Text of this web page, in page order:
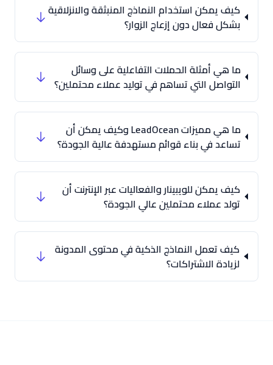
كيف يمكن استخدام النماذج المنبثقة والانزلاقية
بشكل فعال دون إزعاج الزوار؟
ما هي أمثلة الحملات التفاعلية على وسائل
التواصل التي تساهم في توليد عملاء محتملين؟
ما هي مميزات LeadOcean وكيف يمكن أن
تساعد في بناء قوائم مستهدفة عالية الجودة؟
كيف يمكن للويبينار والفعاليات عبر الإنترنت أن
تولد عملاء محتملين عالي الجودة؟
كيف تعمل النماذج الذكية في محتوى المدونة
لزيادة الاشتراكات؟